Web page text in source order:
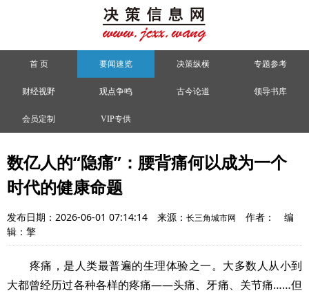
首 页 要闻速览 决策纵横 专题参考
财经视野 观点争鸣 古今论道 领导书库
会员定制 VIP专供
数亿人的“隐痛”：腰背痛何以成为一个
时代的健康命题
发布日期：2026-06-01 07:14:14 来源： 长三角城市网 作者：
编
辑：擎
疼痛，是人类最普遍的生理体验之一。大多数人从小到
大都曾经历过各种各样的疼痛——头痛、牙痛、关节痛……但